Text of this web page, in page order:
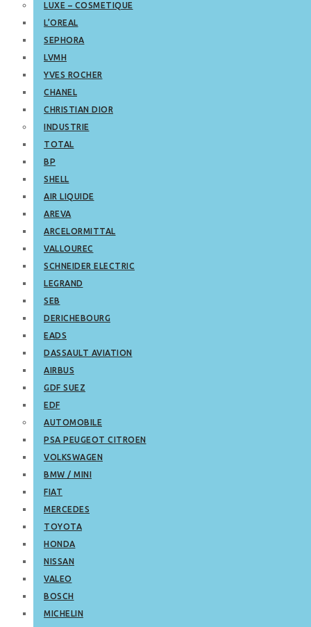
LUXE – COSMETIQUE
L’OREAL
SEPHORA
LVMH
YVES ROCHER
CHANEL
CHRISTIAN DIOR
INDUSTRIE
TOTAL
BP
SHELL
AIR LIQUIDE
AREVA
ARCELORMITTAL
VALLOUREC
SCHNEIDER ELECTRIC
LEGRAND
SEB
DERICHEBOURG
EADS
DASSAULT AVIATION
AIRBUS
GDF SUEZ
EDF
AUTOMOBILE
PSA PEUGEOT CITROEN
VOLKSWAGEN
BMW / MINI
FIAT
MERCEDES
TOYOTA
HONDA
NISSAN
VALEO
BOSCH
MICHELIN